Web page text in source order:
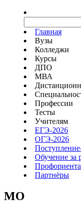
Главная
Вузы
Колледжи
Курсы
ДПО
МВА
Профессии
Тесты
Учителям
ЕГЭ-2026
ОГЭ-2026
Обучение за
Партнёры
MO